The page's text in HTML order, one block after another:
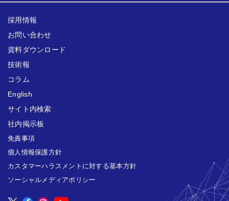
採用情報
お問い合わせ
資料ダウンロード
技術報
コラム
English
サイト内検索
社内掲示板
免責事項
個人情報保護方針
カスタマーハラスメントに対する基本方針
ソーシャルメディアポリシー